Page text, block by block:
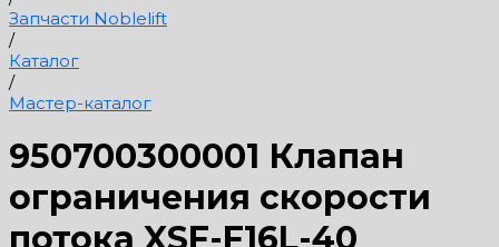
Запчасти Noblelift
/
Каталог
/
Мастер-каталог
950700300001 Клапан
ограничения скорости
потока XSF-F16L-40